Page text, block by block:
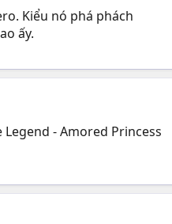
Kiểu nó phá phách
ấy.
- Amored Princess